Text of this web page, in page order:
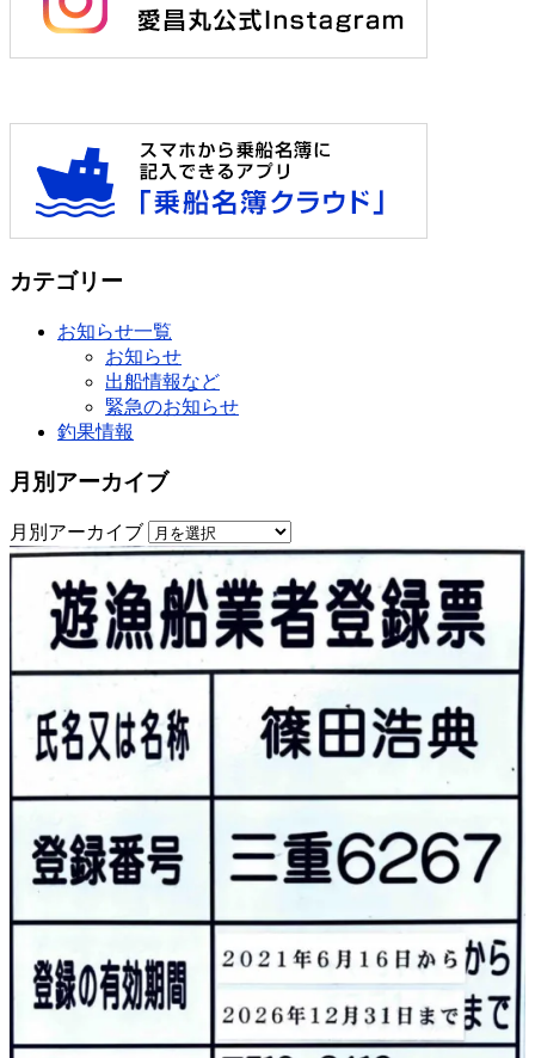
カテゴリー
お知らせ一覧
お知らせ
出船情報など
緊急のお知らせ
釣果情報
月別アーカイブ
月別アーカイブ